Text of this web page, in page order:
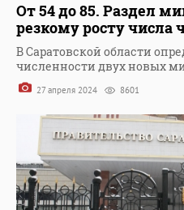
От 54 до 85. Раздел
резкому росту числа
В Саратовской области
численности двух новых
27 апреля 2024 8601